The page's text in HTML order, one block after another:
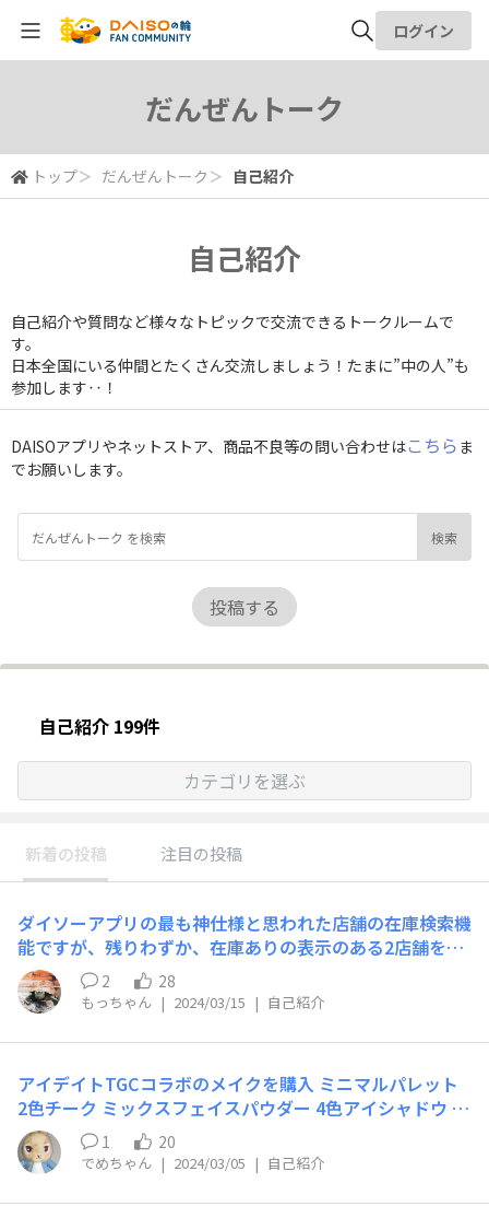
ログイン
だんぜんトーク
トップ＞ だんぜんトーク ＞ 自己紹介
自己紹介
自己紹介や質問など様々なトピックで交流できるトークルームで
す。
日本全国にいる仲間とたくさん交流しましょう！たまに”中の人”も
参加します‥！
DAISOアプリやネットストア、商品不良等の問い合わせはこちら ま
でお願いします。
投稿する
自己紹介 199件
カテゴリを選ぶ
新着の投稿 注目の投稿
ダイソーアプリの最も神仕様と思われた店舗の在庫検索機
能ですが、残りわずか、在庫ありの表示のある2店舗を訪
れて、ずっと買えなかった商品を探しましたが、共に欲し
い商品は在庫切れでした。 是非、正しい結果を表示でき
るように改良していって下さい。なかなか店舗在庫をリア
ルタイムに反映させるのは難しいかと思いますが、これが
2 28
もっちゃん | 2024/03/15 | 自己紹介
アイデイトTGCコラボのメイクを購入 ミニマルパレット
2色チーク ミックスフェイスパウダー 4色アイシャドウ 検
索をかけて、近くの店舗で買うことができました 今まで
は行き当たりばったりで、数店はしごしても購入できず…
ということが多かったのですが、検索すれば間違いなく手
に入るのが良きです！ ミニマルパレットはチーク(リップ
1 20
でめちゃん | 2024/03/05 | 自己紹介